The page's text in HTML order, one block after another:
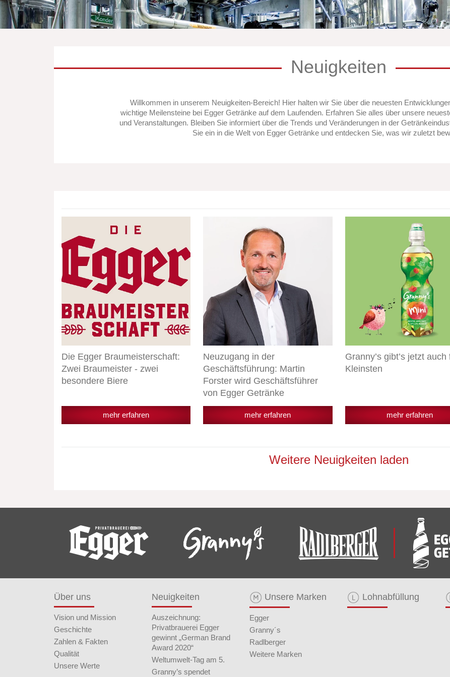
Neuigkeiten
Willkommen in unserem Neuigkeiten-Bereich! Hier halten wir Sie über die neuesten
wichtige Meilensteine bei Egger Getränke auf dem Laufenden. Erfahren Sie alles über unsere
und Veranstaltungen. Bleiben Sie informiert über die Trends und Veränderungen in der
Sie ein in die Welt von Egger Getränke und entdecken Sie, was wir zuletzt
Braumeisterschaft:
Zwei
Braumeister
zwei
besondere
Biere
Die Egger Braumeisterschaft:
Zwei Braumeister - zwei
besondere Biere
mehr erfahren
Geschäftsführung:
Geschäftsführer
von
Egger
Getränke
Neuzugang in der
Geschäftsführung: Martin
Forster wird Geschäftsführer
von Egger Getränke
mehr erfahren
Granny’s gibt’s jetzt auch
Kleinsten
mehr erfahren
Weitere Neuigkeiten laden
Über uns
Vision und Mission
Geschichte
Zahlen & Fakten
Qualität
Unsere Werte
Neuigkeiten
Auszeichnung:
Privatbrauerei Egger
gewinnt „German Brand
Award 2020“
Weltumwelt-Tag am 5.
Granny’s spendet
Unsere Marken
Egger
Granny´s
Radlberger
Weitere Marken
Lohnabfüllung